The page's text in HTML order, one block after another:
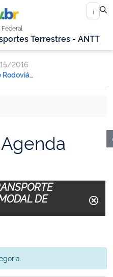
Terrestres - ANTT
2016
Eixo Temático 5 - Transporte Rodoviário e Multimodal de Cargas
DE